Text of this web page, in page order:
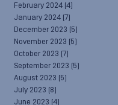
February 2024 (4)
January 2024 (7)
December 2023 (5)
November 2023 (5)
October 2023 (7)
September 2023 (5)
August 2023 (5)
July 2023 (8)
June 2023 (4)